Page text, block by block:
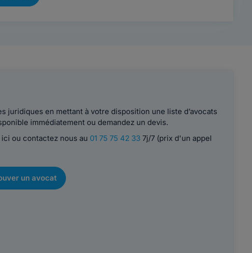
juridiques en mettant à votre disposition une liste d’avocats
immédiatement ou demandez un devis.
ou contactez nous au 01 75 75 42 337j/7 (prix d'un appel
un avocat